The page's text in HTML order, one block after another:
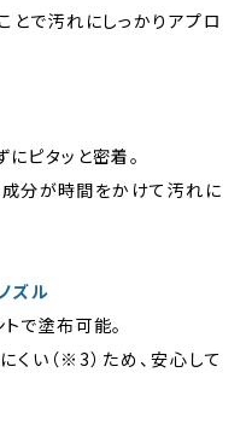
とで汚れにしっかりアプロ
ピタッと密着。​
分が時間をかけて汚れに
ズル​
で塗布可能。​
い（※3）ため、安心して